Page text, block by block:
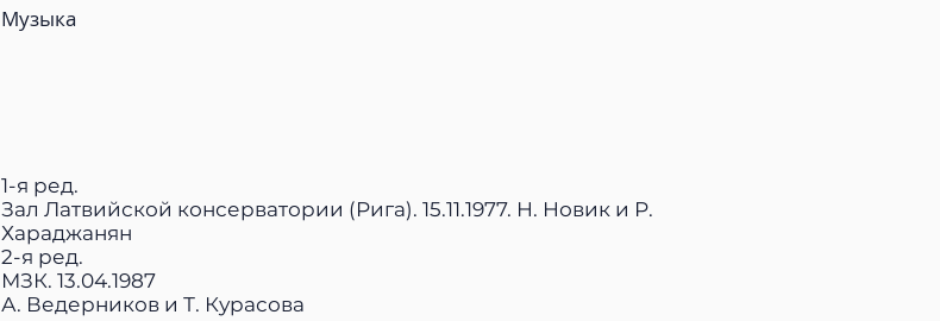
Музыка
1-я ред.
Зал Латвийской консерватории (Рига). 15.11.1977. Н. Новик и Р.
Хараджанян
2-я ред.
МЗК. 13.04.1987
А. Ведерников и Т. Курасова